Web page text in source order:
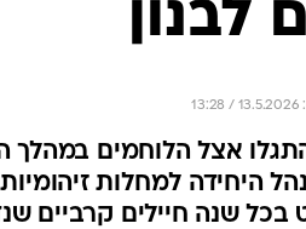
לבנון
אצל הלוחמים במהלך
היחידה למחלות
בכל שנה חיילים קרביים